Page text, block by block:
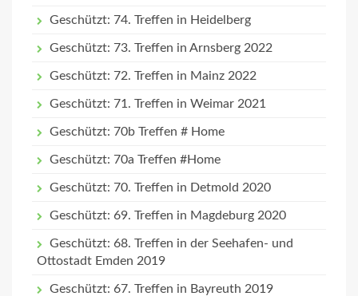
Geschützt: 74. Treffen in Heidelberg
Geschützt: 73. Treffen in Arnsberg 2022
Geschützt: 72. Treffen in Mainz 2022
Geschützt: 71. Treffen in Weimar 2021
Geschützt: 70b Treffen # Home
Geschützt: 70a Treffen #Home
Geschützt: 70. Treffen in Detmold 2020
Geschützt: 69. Treffen in Magdeburg 2020
Geschützt: 68. Treffen in der Seehafen- und
Ottostadt Emden 2019
Geschützt: 67. Treffen in Bayreuth 2019